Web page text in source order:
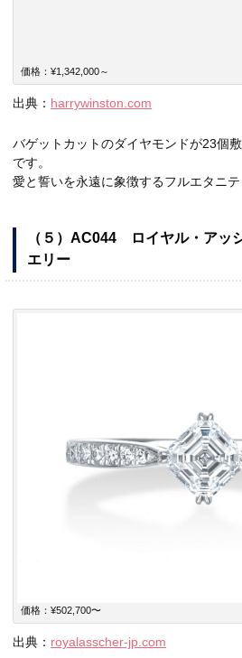
価格：¥1,342,000～
出典： harrywinston.com
バゲットカットのダイヤモンドが23個
です。
愛と誓いを永遠に象徴するフルエタニテ
（５）AC044 ロイヤル・アッ
エリー
価格：¥502,700〜
出典： royalasscher-jp.com